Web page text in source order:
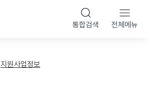
통합검색 전체메뉴
지원사업정보